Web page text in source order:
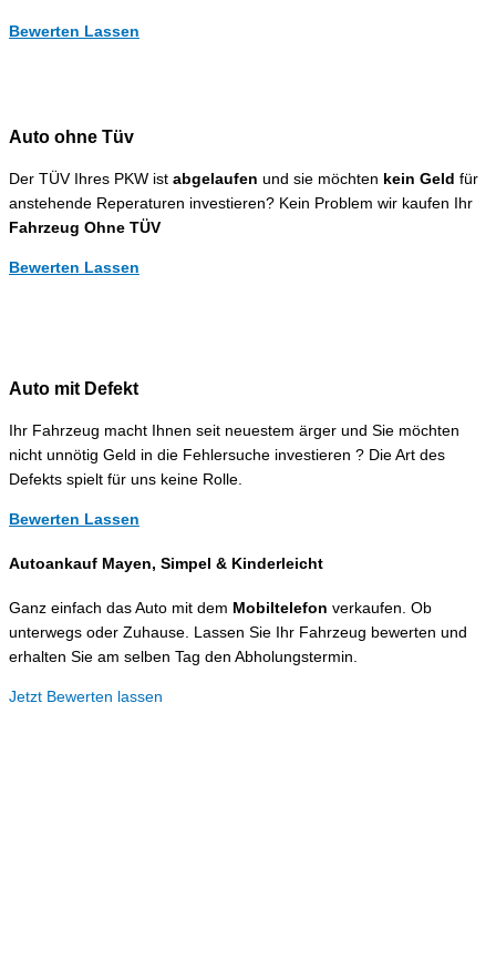
Bewerten Lassen
Auto ohne Tüv
Der TÜV Ihres PKW ist abgelaufen und sie möchten kein Geld für
anstehende Reperaturen investieren? Kein Problem wir kaufen Ihr
Fahrzeug Ohne TÜV
Bewerten Lassen
Auto mit Defekt
Ihr Fahrzeug macht Ihnen seit neuestem ärger und Sie möchten
nicht unnötig Geld in die Fehlersuche investieren ? Die Art des
Defekts spielt für uns keine Rolle.
Bewerten Lassen
Autoankauf Mayen, Simpel & Kinderleicht
Ganz einfach das Auto mit dem Mobiltelefon verkaufen. Ob
unterwegs oder Zuhause. Lassen Sie Ihr Fahrzeug bewerten und
erhalten Sie am selben Tag den Abholungstermin.
Jetzt Bewerten lassen